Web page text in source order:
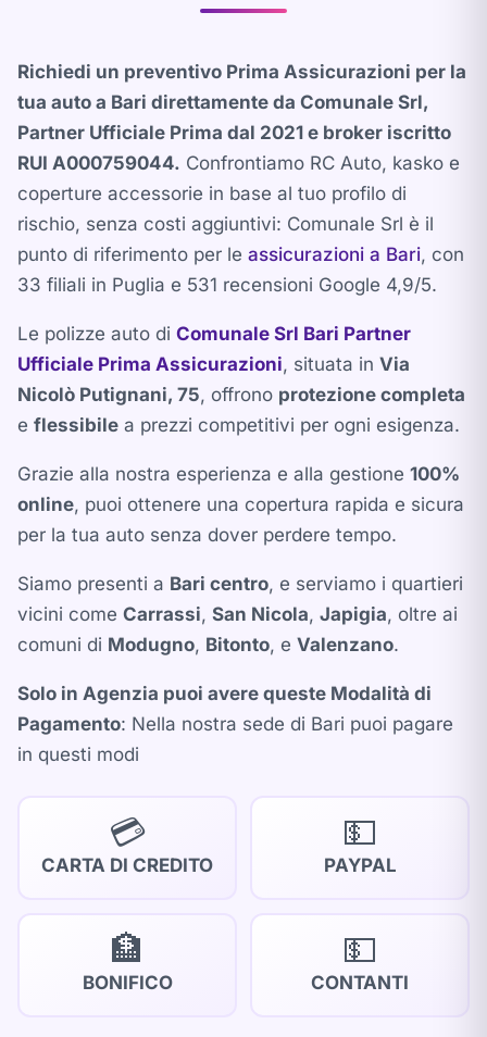
Richiedi un preventivo Prima Assicurazioni per la
tua auto a Bari direttamente da Comunale Srl,
Partner Ufficiale Prima dal 2021 e broker iscritto
RUI A000759044. Confrontiamo RC Auto, kasko e
coperture accessorie in base al tuo profilo di
rischio, senza costi aggiuntivi: Comunale Srl è il
punto di riferimento per le assicurazioni a Bari, con
33 filiali in Puglia e 531 recensioni Google 4,9/5.
Le polizze auto di Comunale Srl Bari Partner
Ufficiale Prima Assicurazioni, situata in Via
Nicolò Putignani, 75, offrono protezione completa
e flessibile a prezzi competitivi per ogni esigenza.
Grazie alla nostra esperienza e alla gestione 100%
online, puoi ottenere una copertura rapida e sicura
per la tua auto senza dover perdere tempo.
Siamo presenti a Bari centro, e serviamo i quartieri
vicini come Carrassi, San Nicola, Japigia, oltre ai
comuni di Modugno, Bitonto, e Valenzano.
Solo in Agenzia puoi avere queste Modalità di
Pagamento: Nella nostra sede di Bari puoi pagare
in questi modi
💳
CARTA DI CREDITO
💵
PAYPAL
🏦
BONIFICO
💵
CONTANTI